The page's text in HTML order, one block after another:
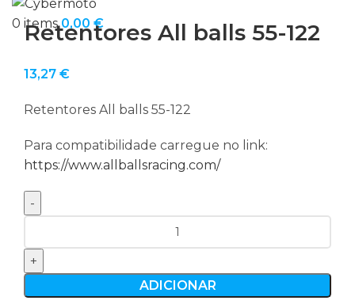
0 items 0,00 €
Retentores All balls 55-122
13,27 €
Retentores All balls 55-122
Para compatibilidade carregue no link:
https://www.allballsracing.com/
de
Retentores
ADICIONAR